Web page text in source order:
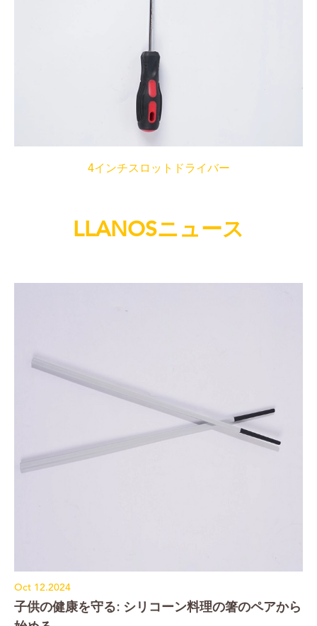
4インチスロットドライバー
LLANOSニュース
Oct 12.2024
子供の健康を守る: シリコーン料理の箸のペアから